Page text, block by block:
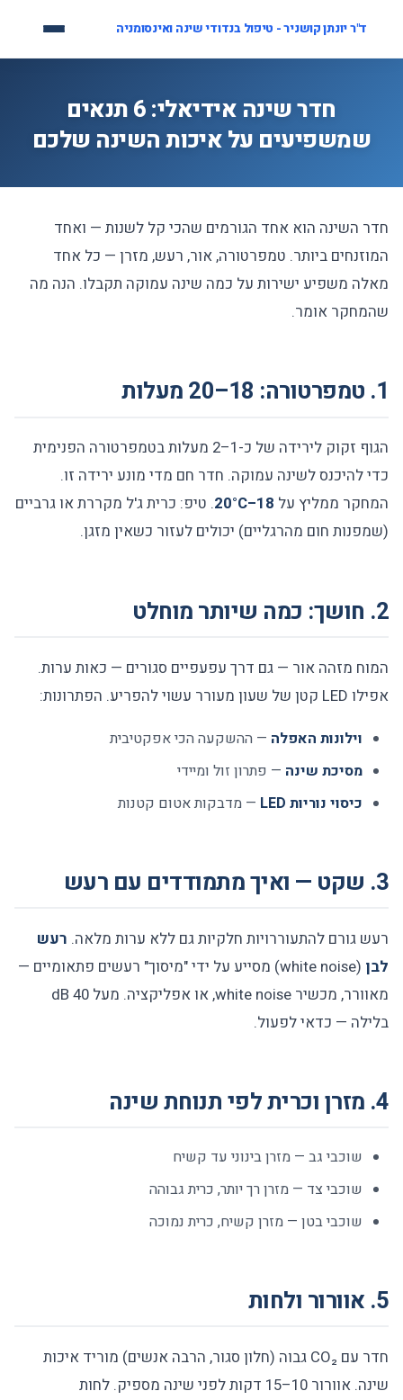
ד"ר יונתן קושניר - טיפול בנדודי שינה ואינסומניה
חדר שינה אידיאלי: 6 תנאים
שמשפיעים על איכות השינה שלכם
חדר השינה הוא אחד הגורמים שהכי קל לשנות — ואחד
המוזנחים ביותר. טמפרטורה, אור, רעש, מזרן — כל אחד
מאלה משפיע ישירות על כמה שינה עמוקה תקבלו. הנה מה
שהמחקר אומר.
1. טמפרטורה: 18–20 מעלות
הגוף זקוק לירידה של כ-1–2 מעלות בטמפרטורה הפנימית
כדי להיכנס לשינה עמוקה. חדר חם מדי מונע ירידה זו.
המחקר ממליץ על 18–20°C
. טיפ: כרית ג'ל מקררת או גרביים
(שמפנות חום מהרגליים) יכולים לעזור כשאין מזגן.
2. חושך: כמה שיותר מוחלט
המוח מזהה אור — גם דרך עפעפיים סגורים — כאות ערות.
אפילו LED קטן של שעון מעורר עשוי להפריע. הפתרונות:
וילונות האפלה — ההשקעה הכי אפקטיבית
מסיכת שינה — פתרון זול ומיידי
כיסוי נוריות LED
— מדבקות אטום קטנות
3. שקט — ואיך מתמודדים עם רעש
רעש גורם להתעוררויות חלקיות גם ללא ערות מלאה. רעש
לבן
(white noise) מסייע על ידי "מיסוך" רעשים פתאומיים —
מאוורר, מכשיר white noise, או אפליקציה. מעל 40 dB
בלילה — כדאי לפעול.
4. מזרן וכרית לפי תנוחת שינה
שוכבי גב — מזרן בינוני עד קשיח
שוכבי צד — מזרן רך יותר, כרית גבוהה
שוכבי בטן — מזרן קשיח, כרית נמוכה
5. אוורור ולחות
חדר עם CO₂ גבוה (חלון סגור, הרבה אנשים) מוריד איכות
שינה. אוורור 10–15 דקות לפני שינה מספיק. לחות